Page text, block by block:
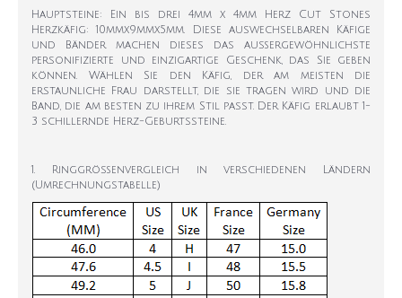
Hauptsteine: Ein bis drei 4mm x 4mm Herz Cut Stones
Herzkäfig: 10mmx9mmx5mm. Diese auswechselbaren Käfige
und Bänder machen dieses das außergewöhnlichste
personifizierte und einzigartige Geschenk, das Sie geben
können. Wählen Sie den Käfig, der am meisten die
erstaunliche Frau darstellt, die sie tragen wird und die
Band, die am besten zu ihrem Stil passt. Der Käfig erlaubt 1-
3 schillernde Herz-Geburtssteine.
1. Ringgrößenvergleich in verschiedenen Ländern
(Umrechnungstabelle)